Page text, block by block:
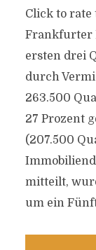
Click to rate
Frankfurter
ersten drei
durch
263.500
27 Prozent
(207.500
mitteilt,
um ein